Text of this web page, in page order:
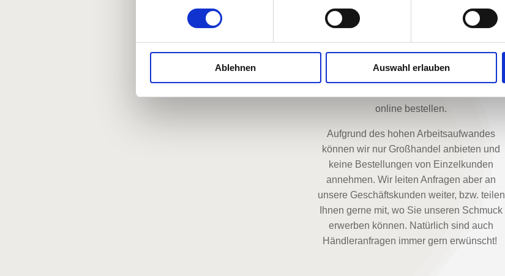
Ablehnen Auswahl erlauben
und besuchen unsere Kunden lieber
persönlich, um die Kollektionen vorzustellen.
Exklusivität garantiert.
online bestellen.
Aufgrund des hohen Arbeitsaufwandes
können wir nur Großhandel anbieten und
keine Bestellungen von Einzelkunden
annehmen. Wir leiten Anfragen aber an
unsere Geschäftskunden weiter, bzw. teilen
Ihnen gerne mit, wo Sie unseren Schmuck
erwerben können. Natürlich sind auch
Händleranfragen immer gern erwünscht!